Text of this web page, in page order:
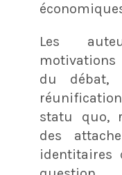
Les
du débat,
statu quo,
des
identitaires